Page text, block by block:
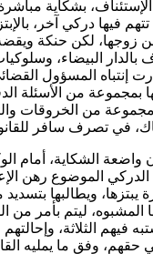
بشكاية مباشرة
تتهم فيها دركي آخر،
لكن حنكة ويقضة
بالدار البيضاء،
إنتباه المسؤول
بمجموعة من الأسئلة
من الخروقات
في تصرف سافر
واضعة الشكاية، أمام
الدركي الموضوع رهن
ويطالبها بتسديد
ليتم بأمر من
فيهم الثلاثة،
حقهم، وفق ما يمليه